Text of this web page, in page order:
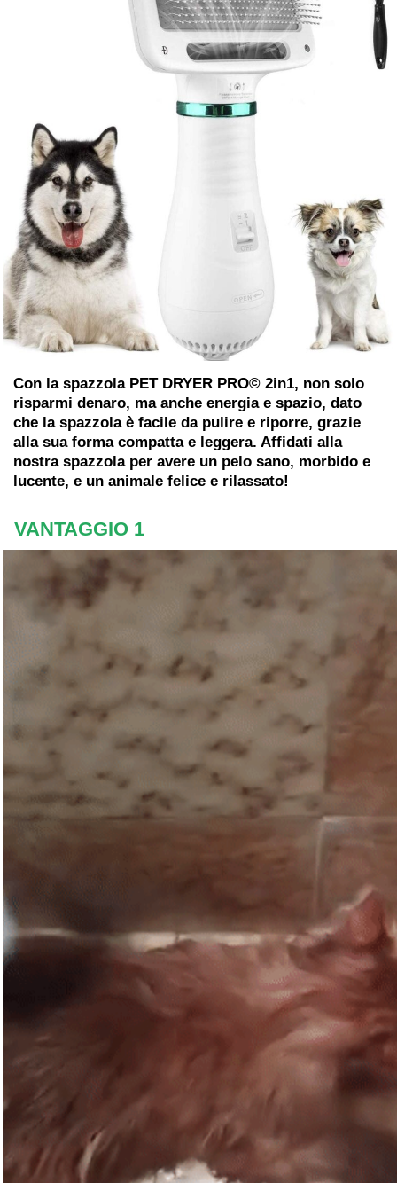
Con la spazzola PET DRYER PRO© 2in1, non solo
risparmi denaro, ma anche energia e spazio, dato
che la spazzola è facile da pulire e riporre, grazie
alla sua forma compatta e leggera. Affidati alla
nostra spazzola per avere un pelo sano, morbido e
lucente, e un animale felice e rilassato!
VANTAGGIO 1